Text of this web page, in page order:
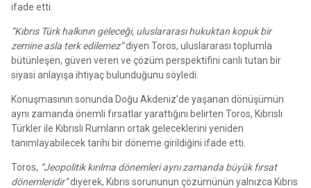
ifade etti.
“Kıbrıs Türk halkının geleceği, uluslararası hukuktan kopuk bir
zemine asla terk edilemez”diyen Toros, uluslararası toplumla
bütünleşen, güven veren ve çözüm perspektifini canlı tutan bir
siyasi anlayışa ihtiyaç bulunduğunu söyledi.
Konuşmasının sonunda Doğu Akdeniz’de yaşanan dönüşümün
aynı zamanda önemli fırsatlar yarattığını belirten Toros, Kıbrıslı
Türkler ile Kıbrıslı Rumların ortak geleceklerini yeniden
tanımlayabilecek tarihi bir döneme girildiğini ifade etti.
Toros, “Jeopolitik kırılma dönemleri aynı zamanda büyük fırsat
dönemleridir”diyerek, Kıbrıs sorununun çözümünün yalnızca Kıbrıs